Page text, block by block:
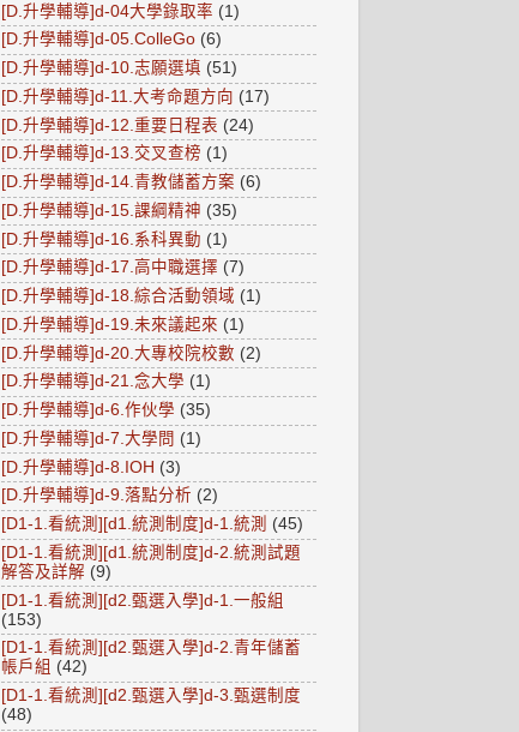
[D.升學輔導]d-04大學錄取率 (1)
[D.升學輔導]d-05.ColleGo (6)
[D.升學輔導]d-10.志願選填 (51)
[D.升學輔導]d-11.大考命題方向 (17)
[D.升學輔導]d-12.重要日程表 (24)
[D.升學輔導]d-13.交叉查榜 (1)
[D.升學輔導]d-14.青教儲蓄方案 (6)
[D.升學輔導]d-15.課綱精神 (35)
[D.升學輔導]d-16.系科異動 (1)
[D.升學輔導]d-17.高中職選擇 (7)
[D.升學輔導]d-18.綜合活動領域 (1)
[D.升學輔導]d-19.未來議起來 (1)
[D.升學輔導]d-20.大專校院校數 (2)
[D.升學輔導]d-21.念大學 (1)
[D.升學輔導]d-6.作伙學 (35)
[D.升學輔導]d-7.大學問 (1)
[D.升學輔導]d-8.IOH (3)
[D.升學輔導]d-9.落點分析 (2)
[D1-1.看統測][d1.統測制度]d-1.統測 (45)
[D1-1.看統測][d1.統測制度]d-2.統測試題
解答及詳解 (9)
[D1-1.看統測][d2.甄選入學]d-1.一般組
(153)
[D1-1.看統測][d2.甄選入學]d-2.青年儲蓄
帳戶組 (42)
[D1-1.看統測][d2.甄選入學]d-3.甄選制度
(48)